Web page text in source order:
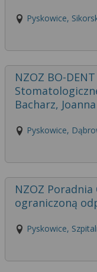
Pyskowice,
NZOZ BO-
Bacharz,
Pyskowice,
NZOZ Poradnia
ograniczoną
Pyskowice,